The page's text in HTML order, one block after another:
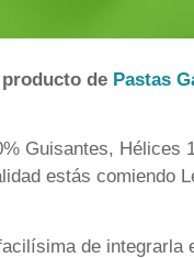
de Pastas
Guisantes, Hélices
estás comiendo
de integrarla